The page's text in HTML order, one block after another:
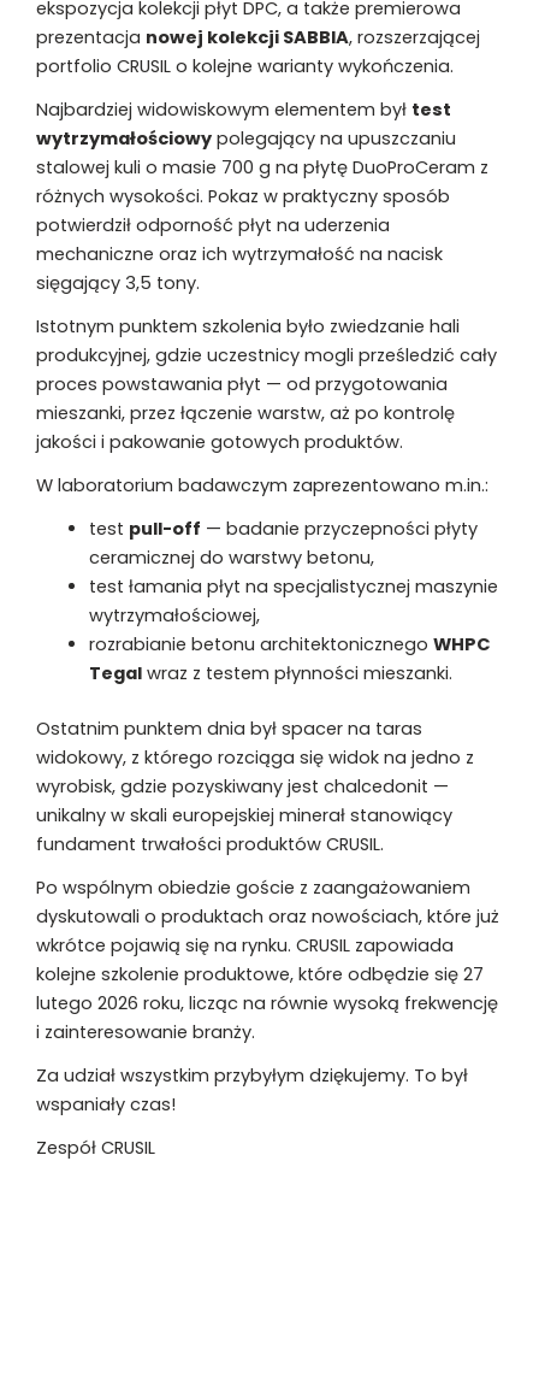
ekspozycja kolekcji płyt DPC, a także premierowa
prezentacja nowej kolekcji SABBIA, rozszerzającej
portfolio CRUSIL o kolejne warianty wykończenia.
Najbardziej widowiskowym elementem był test
wytrzymałościowy polegający na upuszczaniu
stalowej kuli o masie 700 g na płytę DuoProCeram z
różnych wysokości. Pokaz w praktyczny sposób
potwierdził odporność płyt na uderzenia
mechaniczne oraz ich wytrzymałość na nacisk
sięgający 3,5 tony.
Istotnym punktem szkolenia było zwiedzanie hali
produkcyjnej, gdzie uczestnicy mogli prześledzić cały
proces powstawania płyt — od przygotowania
mieszanki, przez łączenie warstw, aż po kontrolę
jakości i pakowanie gotowych produktów.
W laboratorium badawczym zaprezentowano m.in.:
test pull-off — badanie przyczepności płyty
ceramicznej do warstwy betonu,
test łamania płyt na specjalistycznej maszynie
wytrzymałościowej,
rozrabianie betonu architektonicznego WHPC
Tegalwraz z testem płynności mieszanki.
Ostatnim punktem dnia był spacer na taras
widokowy, z którego rozciąga się widok na jedno z
wyrobisk, gdzie pozyskiwany jest chalcedonit —
unikalny w skali europejskiej minerał stanowiący
fundament trwałości produktów CRUSIL.
Po wspólnym obiedzie goście z zaangażowaniem
dyskutowali o produktach oraz nowościach, które już
wkrótce pojawią się na rynku. CRUSIL zapowiada
kolejne szkolenie produktowe, które odbędzie się 27
lutego 2026 roku, licząc na równie wysoką frekwencję
i zainteresowanie branży.
Za udział wszystkim przybyłym dziękujemy. To był
wspaniały czas!
Zespół CRUSIL